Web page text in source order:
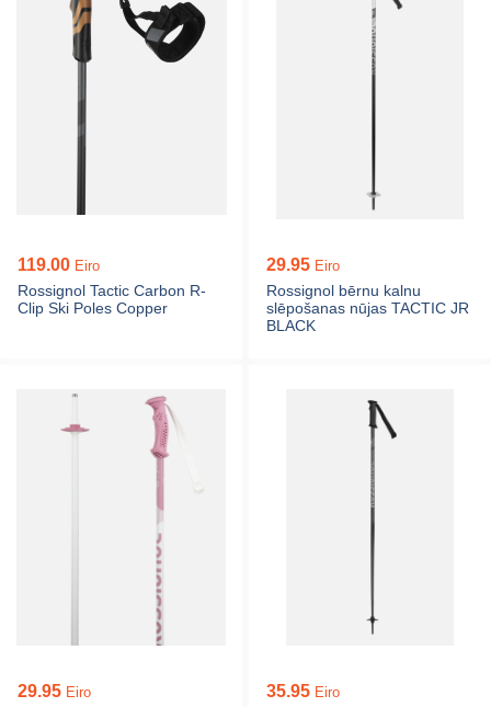
119.00 Eiro
Rossignol Tactic Carbon R-
Clip Ski Poles Copper
29.95 Eiro
Rossignol bērnu kalnu
slēpošanas nūjas TACTIC JR
BLACK
29.95 Eiro 35.95 Eiro